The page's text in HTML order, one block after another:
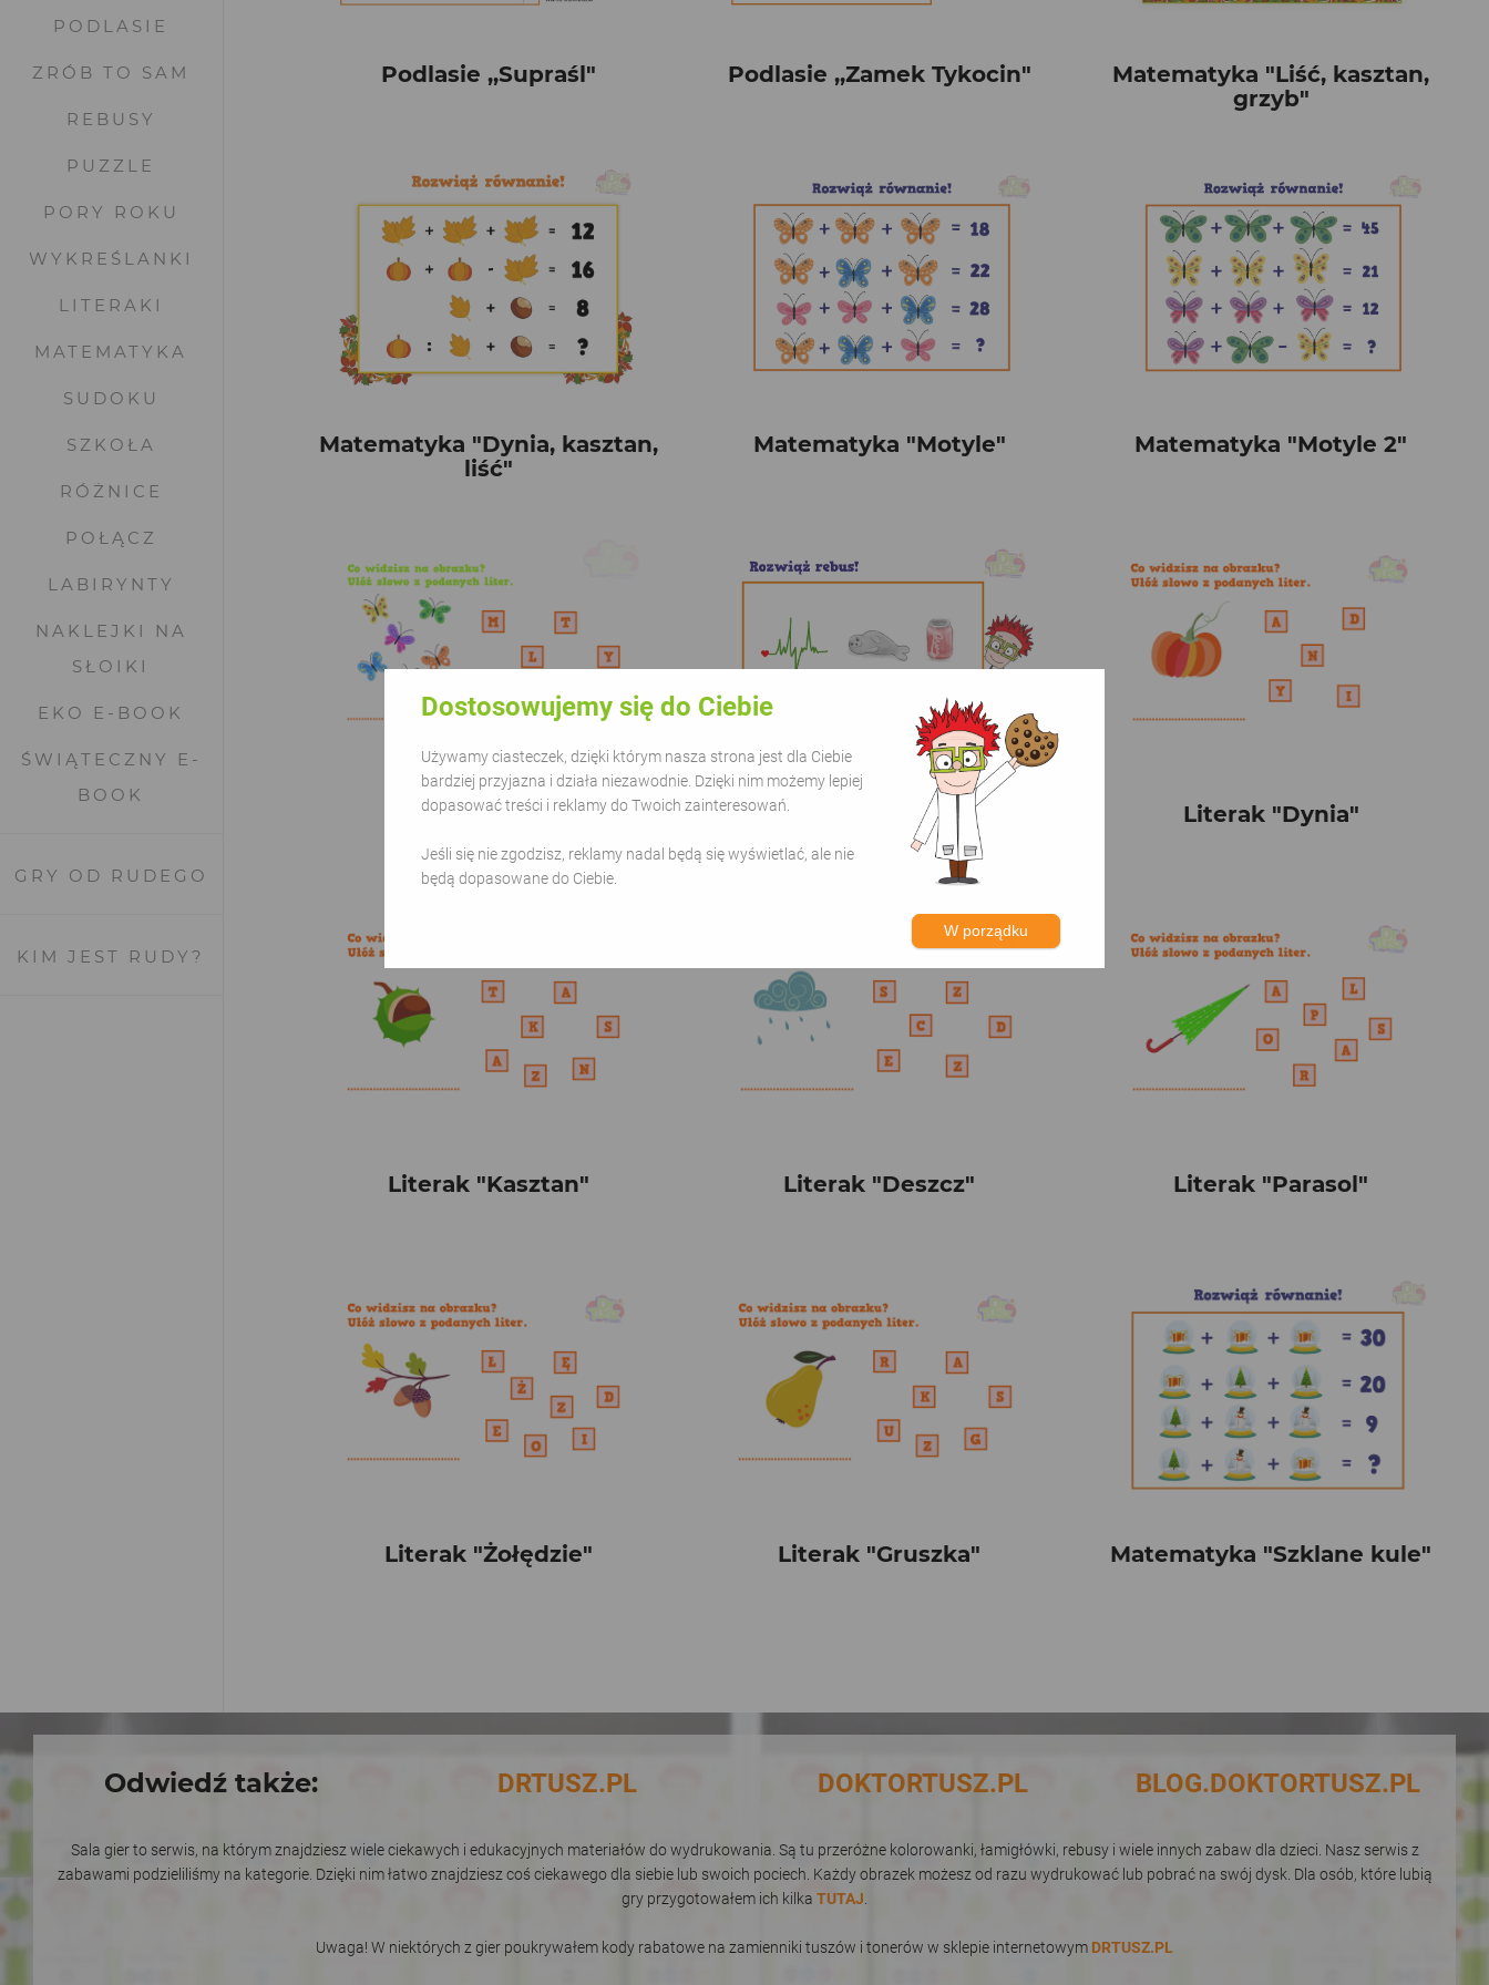
Dostosowujemy się do Ciebie
Używamy ciasteczek, dzięki którym nasza strona jest dla Ciebie
bardziej przyjazna i działa niezawodnie. Dzięki nim możemy lepiej
dopasować treści i reklamy do Twoich zainteresowań.
Jeśli się nie zgodzisz, reklamy nadal będą się wyświetlać, ale nie
będą dopasowane do Ciebie.
W porządku
PODLASIE
ZRÓB TO SAM
REBUSY
PUZZLE
PORY ROKU
WYKREŚLANKI
LITERAKI
MATEMATYKA
SUDOKU
SZKOŁA
RÓŻNICE
POŁĄCZ
LABIRYNTY
NAKLEJKI NA
SŁOIKI
EKO E-BOOK
ŚWIĄTECZNY E-
BOOK
GRY OD RUDEGO
KIM JEST RUDY?
Podlasie ,,Supraśl" Podlasie ,,Zamek Tykocin"
Matematyka "Liść, kasztan,
grzyb"
Matematyka "Dynia, kasztan,
liść"
Matematyka "Motyle" Matematyka "Motyle 2"
Literak "Motyle" Rebus "Puls, foka, cola" Literak "Dynia"
Literak "Kasztan" Literak "Deszcz" Literak "Parasol"
Literak "Żołędzie" Literak "Gruszka" Matematyka "Szklane kule"
Odwiedź także: DRTUSZ.PL DOKTORTUSZ.PL BLOG.DOKTORTUSZ.PL
Sala gier to serwis, na którym znajdziesz wiele ciekawych i edukacyjnych materiałów do wydrukowania. Są tu przeróżne kolorowanki, łamigłówki, rebusy i wiele innych zabaw dla dzieci. Nasz serwis z
zabawami podzieliliśmy na kategorie. Dzięki nim łatwo znajdziesz coś ciekawego dla siebie lub swoich pociech. Każdy obrazek możesz od razu wydrukować lub pobrać na swój dysk. Dla osób, które lubią
gry przygotowałem ich kilka TUTAJ
Uwaga! W niektórych z gier poukrywałem kody rabatowe na zamienniki tuszów i tonerów w sklepie internetowym DRTUSZ.PL